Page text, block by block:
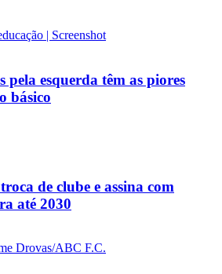
pela esquerda têm as piores
básico
de clube e assina com
até 2030